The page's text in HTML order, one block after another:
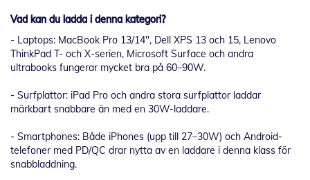
Vad kan du ladda i denna kategori?
- Laptops: MacBook Pro 13/14", Dell XPS 13 och 15, Lenovo
ThinkPad T- och X-serien, Microsoft Surface och andra
ultrabooks fungerar mycket bra på 60–90W.
- Surfplattor: iPad Pro och andra stora surfplattor laddar
märkbart snabbare än med en 30W-laddare.
- Smartphones: Både iPhones (upp till 27–30W) och Android-
telefoner med PD/QC drar nytta av en laddare i denna klass för
snabbladdning.